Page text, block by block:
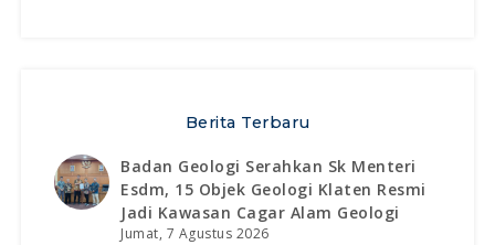
Berita Terbaru
Badan Geologi Serahkan Sk Menteri
Esdm, 15 Objek Geologi Klaten Resmi
Jadi Kawasan Cagar Alam Geologi
Jumat, 7 Agustus 2026